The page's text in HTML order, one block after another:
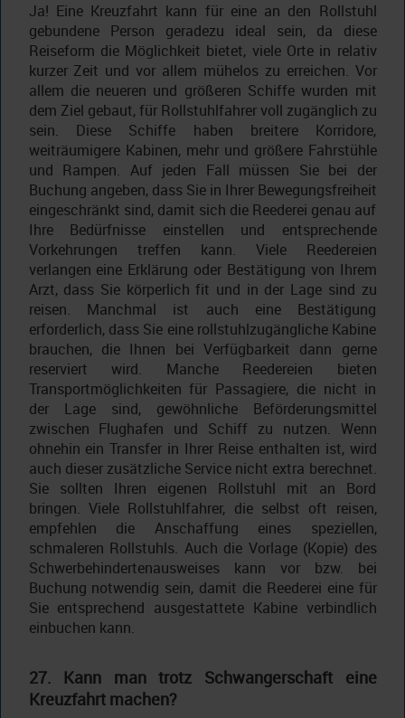
Ja! Eine Kreuzfahrt kann für eine an den Rollstuhl
gebundene Person geradezu ideal sein, da diese
Reiseform die Möglichkeit bietet, viele Orte in relativ
kurzer Zeit und vor allem mühelos zu erreichen. Vor
allem die neueren und größeren Schiffe wurden mit
dem Ziel gebaut, für Rollstuhlfahrer voll zugänglich zu
sein. Diese Schiffe haben breitere Korridore,
weiträumigere Kabinen, mehr und größere Fahrstühle
und Rampen. Auf jeden Fall müssen Sie bei der
Buchung angeben, dass Sie in Ihrer Bewegungsfreiheit
eingeschränkt sind, damit sich die Reederei genau auf
Ihre Bedürfnisse einstellen und entsprechende
Vorkehrungen treffen kann. Viele Reedereien
verlangen eine Erklärung oder Bestätigung von Ihrem
Arzt, dass Sie körperlich fit und in der Lage sind zu
reisen. Manchmal ist auch eine Bestätigung
erforderlich, dass Sie eine rollstuhlzugängliche Kabine
brauchen, die Ihnen bei Verfügbarkeit dann gerne
reserviert wird. Manche Reedereien bieten
Transportmöglichkeiten für Passagiere, die nicht in
der Lage sind, gewöhnliche Beförderungsmittel
zwischen Flughafen und Schiff zu nutzen. Wenn
ohnehin ein Transfer in Ihrer Reise enthalten ist, wird
auch dieser zusätzliche Service nicht extra berechnet.
Sie sollten Ihren eigenen Rollstuhl mit an Bord
bringen. Viele Rollstuhlfahrer, die selbst oft reisen,
empfehlen die Anschaffung eines speziellen,
schmaleren Rollstuhls. Auch die Vorlage (Kopie) des
Schwerbehindertenausweises kann vor bzw. bei
Buchung notwendig sein, damit die Reederei eine für
Sie entsprechend ausgestattete Kabine verbindlich
einbuchen kann.
27. Kann man trotz Schwangerschaft eine
Kreuzfahrt machen?